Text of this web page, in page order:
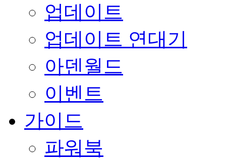
업데이트
업데이트 연대기
아덴월드
이벤트
가이드
파워북